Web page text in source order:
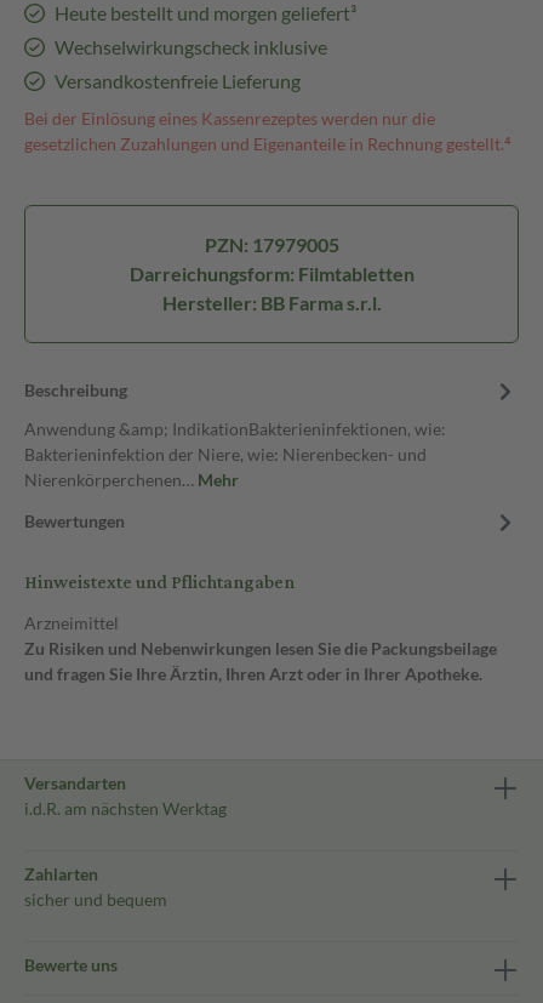
Heute bestellt und morgen geliefert³
Wechselwirkungscheck inklusive
Versandkostenfreie Lieferung
Bei der Einlösung eines Kassenrezeptes werden nur die
gesetzlichen Zuzahlungen und Eigenanteile in Rechnung gestellt.⁴
PZN: 17979005
Darreichungsform: Filmtabletten
Hersteller: BB Farma s.r.l.
Beschreibung
Anwendung &amp; IndikationBakterieninfektionen, wie:
Bakterieninfektion der Niere, wie: Nierenbecken- und
Nierenkörperchenen… Mehr
Bewertungen
Hinweistexte und Pflichtangaben
Arzneimittel
Zu Risiken und Nebenwirkungen lesen Sie die Packungsbeilage
und fragen Sie Ihre Ärztin, Ihren Arzt oder in Ihrer Apotheke.
Versandarten
i.d.R. am nächsten Werktag
Zahlarten
sicher und bequem
Bewerte uns